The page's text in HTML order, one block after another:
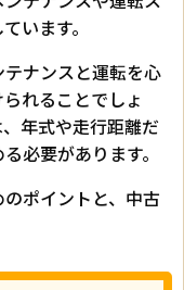
います。
ナンスと運転を心
れることでしょ
年式や走行距離だ
必要があります。
ポイントと、中古